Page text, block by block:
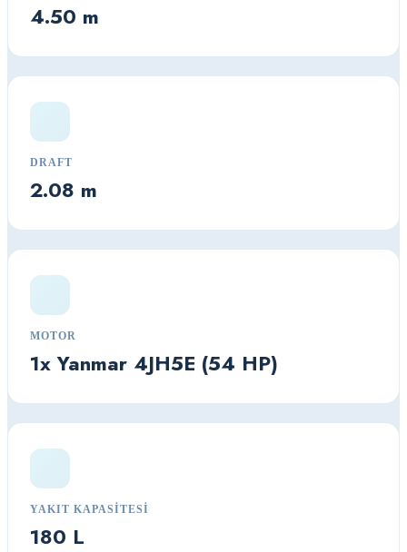
4.50 m
DRAFT
2.08 m
MOTOR
1x Yanmar 4JH5E (54 HP)
YAKIT KAPASITESI
180 L